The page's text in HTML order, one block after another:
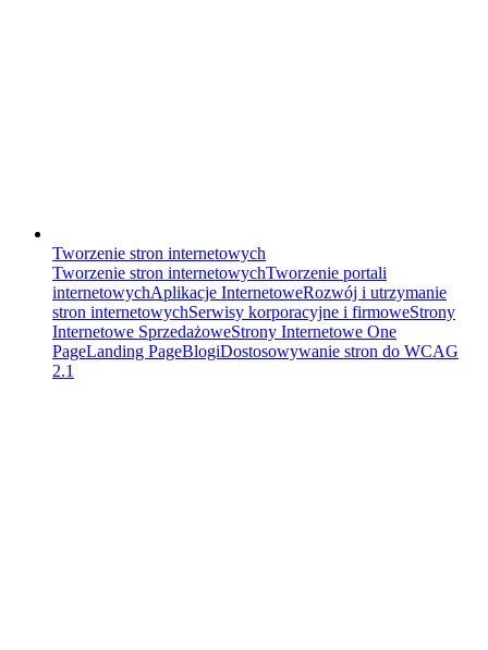
Tworzenie stron internetowych
Tworzenie stron internetowychTworzenie portali
internetowychAplikacje InternetoweRozwój i utrzymanie
stron internetowychSerwisy korporacyjne i firmoweStrony
Internetowe SprzedażoweStrony Internetowe One
PageLanding PageBlogiDostosowywanie stron do WCAG
2.1